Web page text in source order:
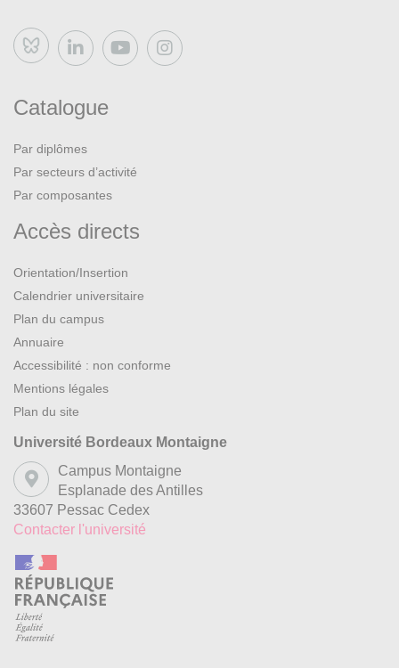
Bluesky
Catalogue
Par diplômes
Par secteurs d’activité
Par composantes
Accès directs
Orientation/Insertion
Calendrier universitaire
Plan du campus
Annuaire
Accessibilité : non conforme
Mentions légales
Plan du site
Université Bordeaux Montaigne
Campus Montaigne
Esplanade des Antilles
33607 Pessac Cedex
Contacter l'université